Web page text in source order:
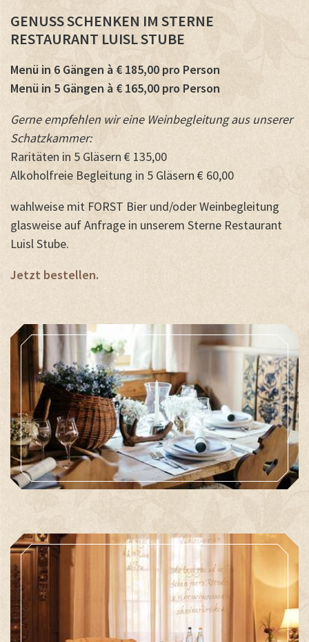
GENUSS SCHENKEN IM STERNE
RESTAURANT LUISL STUBE
Menü in 6 Gängen à € 185,00 pro Person
Menü in 5 Gängen à € 165,00 pro Person
Gerne empfehlen wir eine Weinbegleitung aus unserer
Schatzkammer:
Raritäten in 5 Gläsern € 135,00
Alkoholfreie Begleitung in 5 Gläsern € 60,00
wahlweise mit FORST Bier und/oder Weinbegleitung
glasweise auf Anfrage in unserem Sterne Restaurant
Luisl Stube.
Jetzt bestellen.